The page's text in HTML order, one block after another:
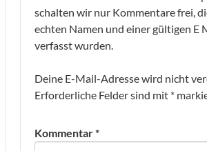
schalten wir nur Kommentare frei,
echten Namen und einer gültigen E
verfasst wurden.
Deine E-Mail-Adresse wird nicht
Erforderliche Felder sind mit *
Kommentar*